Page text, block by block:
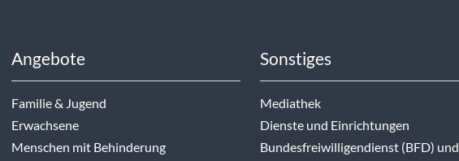
Angebote
Familie & Jugend
Erwachsene
Menschen mit Behinderung
Sonstiges
Mediathek
Dienste und Einrichtungen
Bundesfreiwilligendienst (BFD) und